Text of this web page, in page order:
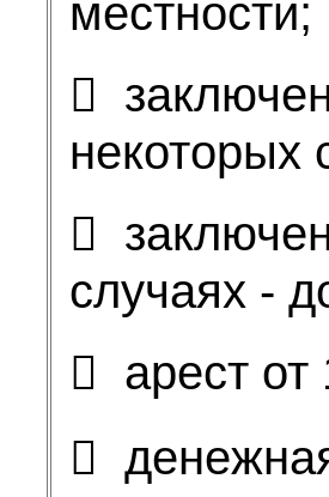
местности;

некоторых

случаях -
 арест от
